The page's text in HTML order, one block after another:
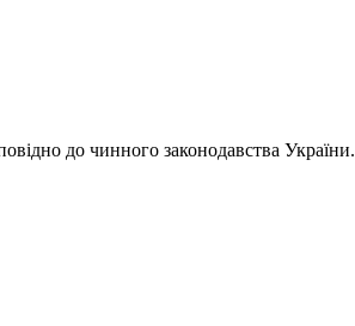
до чинного законодавства України.